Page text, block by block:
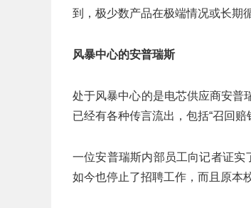
到，极少数产品在极端情况或长期
风暴中心的安普瑞斯
处于风暴中心的是电芯供应商安普
已经有各种传言流出，包括“召回赔
一位安普瑞斯内部员工向记者证实
如今也停止了招聘工作，而且原本